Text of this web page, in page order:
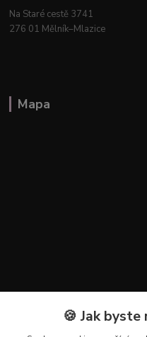
Na Staré cestě 3741
276 01 Mělník–Mlazice
Mapa
Kontakty🍪 Jak byste